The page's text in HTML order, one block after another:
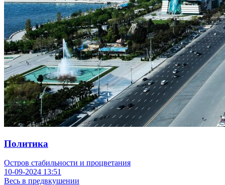
Политика
Остров стабильности и процветания
10-09-2024 13:51
Весь в предвкушении